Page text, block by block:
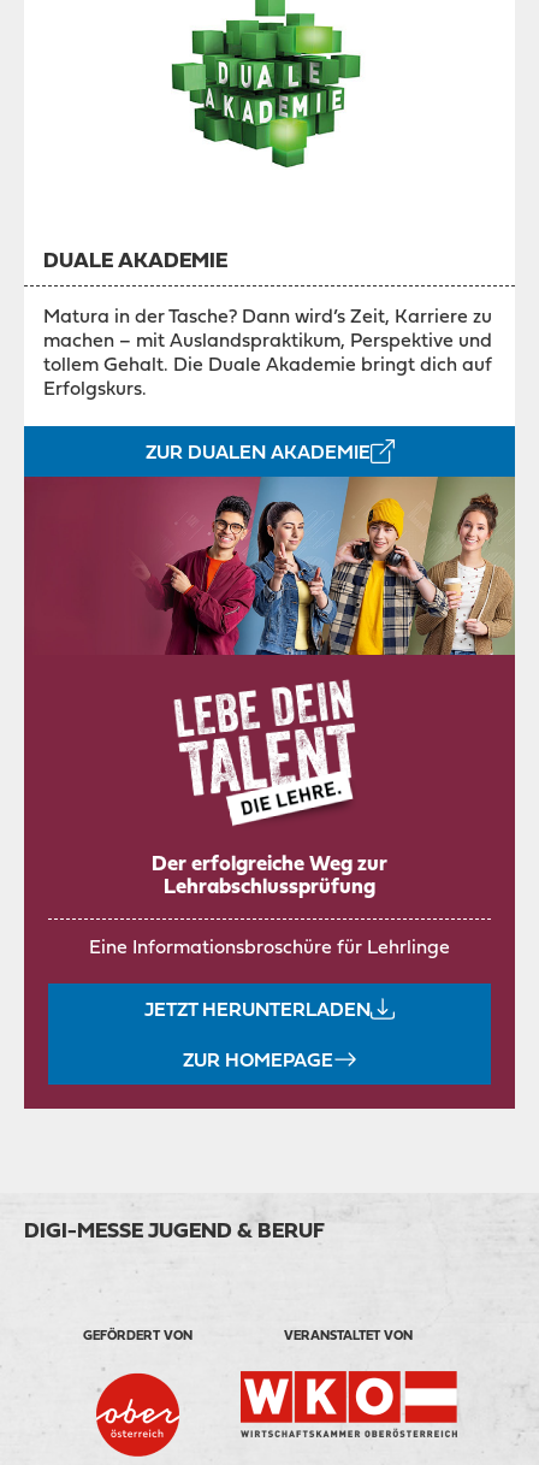
DUALE AKADEMIE
Matura in der Tasche? Dann wird’s Zeit, Karriere zu
machen – mit Auslandspraktikum, Perspektive und
tollem Gehalt. Die Duale Akademie bringt dich auf
Erfolgskurs.
ZUR DUALEN AKADEMIE
Der erfolgreiche Weg zur
Lehrabschlussprüfung
Eine Informationsbroschüre für Lehrlinge
JETZT HERUNTERLADEN
ZUR HOMEPAGE
DIGI-MESSE JUGEND & BERUF
GEFÖRDERT VON VERANSTALTET VON